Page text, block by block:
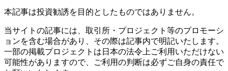
本記事は投資勧誘を目的としたものではありません。
当サイトの記事には、取引所・プロジェクト等のプロモーシ
ョンを含む場合があり、その際は記事内で明記いたします。
一部の掲載プロジェクトは日本の法令上ご利用いただけない
可能性がありますので、ご利用の判断は必ずご自身の責任で